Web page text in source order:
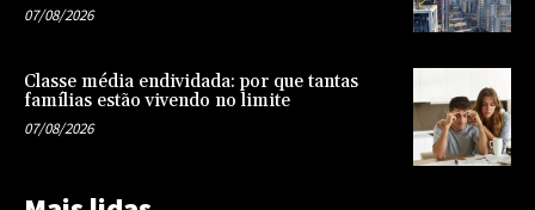
07/08/2026
Classe média endividada: por que tantas
famílias estão vivendo no limite
07/08/2026